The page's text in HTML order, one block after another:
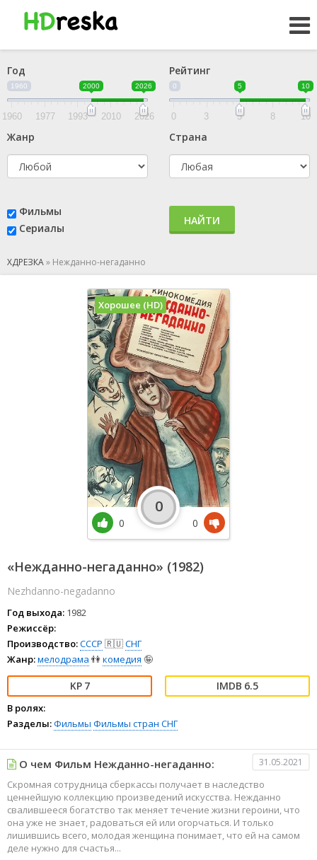
Год
1960 2000 2026
1960 1977 1993 2010 2026
Рейтинг
0 5 10
0 3 5 8 10
Жанр Страна
Фильмы
Сериалы
НАЙТИ
ХДРЕЗКА» Нежданно-негаданно
«Нежданно-негаданно» (1982)
Nezhdanno-negadanno
Год выхода: 1982
Режиссёр:
Производство:СССР 🇷🇺СНГ
Жанр:мелодрама 👫комедия 🤪
7 6.5
В ролях:
Разделы:Фильмы Фильмы стран СНГ
Хорошее (HD)
0
0
0
О чем Фильм Нежданно-негаданно: 31.05.2021
Скромная сотрудница сберкассы получает в наследство
ценнейшую коллекцию произведений искусства. Нежданно
свалившееся богатство так меняет течение жизни героини, что
она уже не знает, радоваться ей или огорчаться. И только
лишившись всего, молодая женщина понимает, что ей на самом
деле нужно для счастья...